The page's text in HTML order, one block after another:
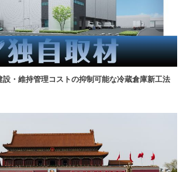
設・維持管理コストの抑制可能な冷蔵倉庫新工法